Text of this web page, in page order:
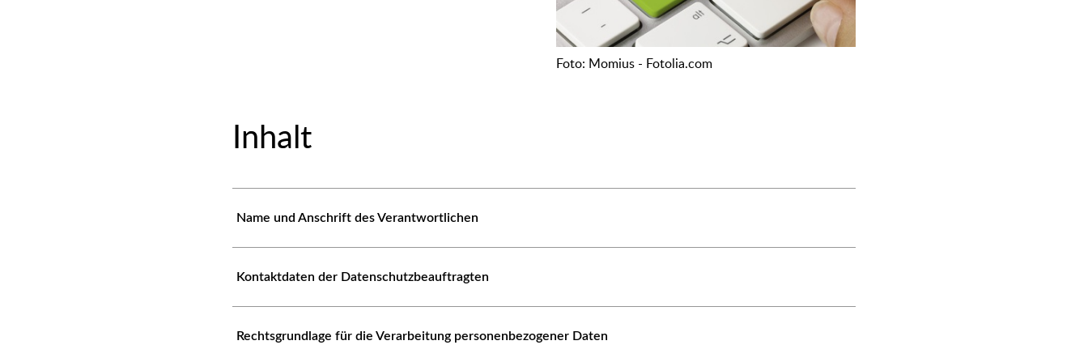
Foto: Momius - Fotolia.com
Inhalt
Name und Anschrift des Verantwortlichen
Kontaktdaten der Datenschutzbeauftragten
Rechtsgrundlage für die Verarbeitung personenbezogener Daten